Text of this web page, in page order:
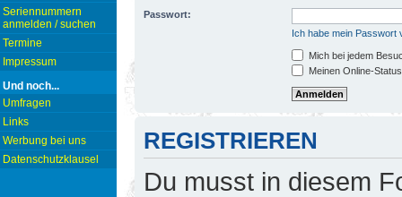
Seriennummern
anmelden / suchen
Termine
Impressum
Und noch...
Umfragen
Links
Werbung bei uns
Datenschutzklausel
Passwort:
Ich habe mein Passwort
Mich bei jedem
Meinen Online-
REGISTRIEREN
Du musst in diesem